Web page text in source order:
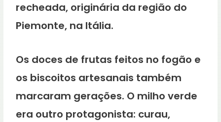
recheada, originária da região do
Piemonte, na Itália.
Os doces de frutas feitos no fogão e
os biscoitos artesanais também
marcaram gerações. O milho verde
era outro protagonista: curau,